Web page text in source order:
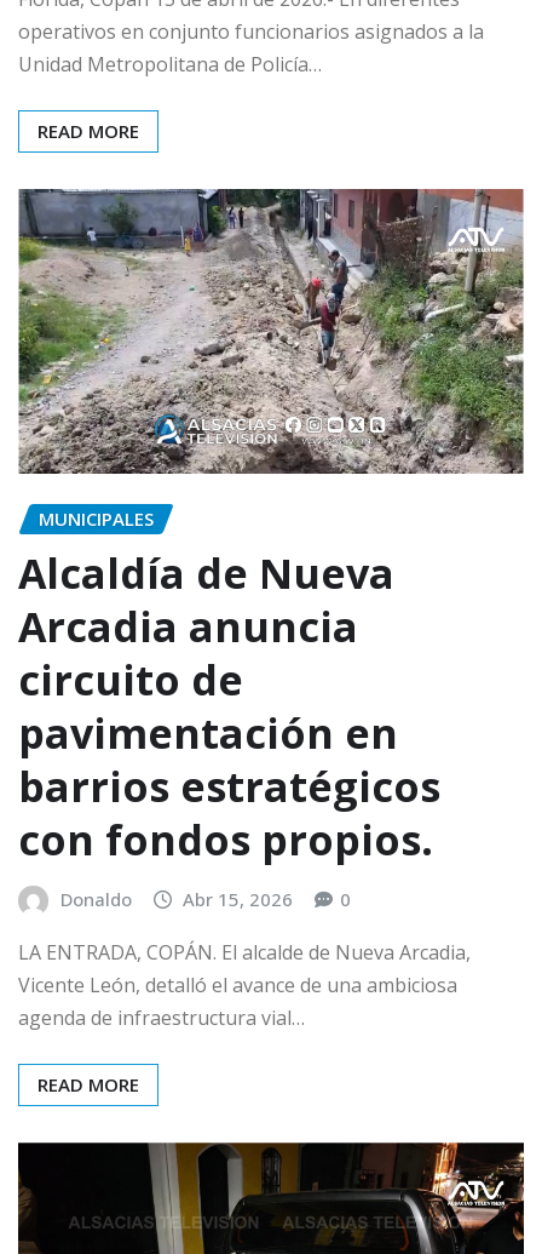
operativos en conjunto funcionarios asignados a la
Unidad Metropolitana de Policía…
READ MORE
MUNICIPALES
Alcaldía de Nueva
Arcadia anuncia
circuito de
pavimentación en
barrios estratégicos
con fondos propios.
Donaldo Abr 15, 2026 0
LA ENTRADA, COPÁN. El alcalde de Nueva Arcadia,
Vicente León, detalló el avance de una ambiciosa
agenda de infraestructura vial…
READ MORE